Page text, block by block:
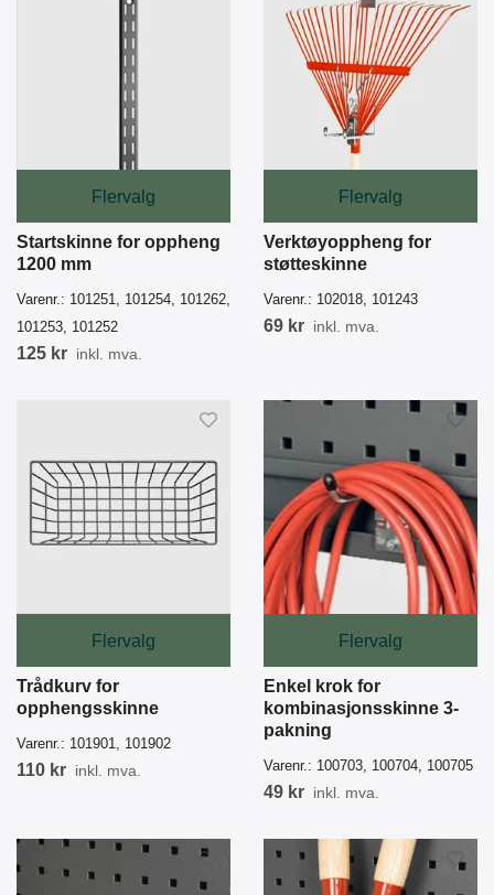
Flervalg
Startskinne for oppheng
1200 mm
Varenr.: 101251, 101254, 101262,
101253, 101252
125 kr inkl. mva.
Flervalg
Verktøyoppheng for
støtteskinne
Varenr.: 102018, 101243
69 kr inkl. mva.
Flervalg
Trådkurv for
opphengsskinne
Varenr.: 101901, 101902
110 kr inkl. mva.
Flervalg
Enkel krok for
kombinasjonsskinne 3-
pakning
Varenr.: 100703, 100704, 100705
49 kr inkl. mva.